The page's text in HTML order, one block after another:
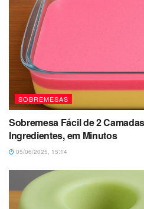
SOBREMESAS
Sobremesa Fácil de 2
Ingredientes, em Minutos
05/06/2025, 15:14